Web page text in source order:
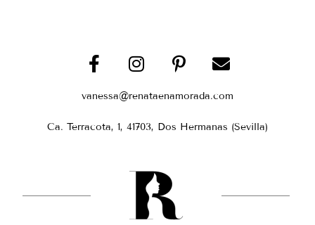
vanessa@renataenamorada.com
Ca. Terracota, 1, 41703, Dos Hermanas (Sevilla)